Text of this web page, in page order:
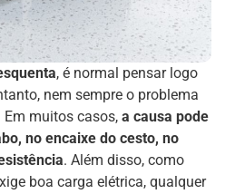
, é normal pensar logo
nem sempre o problema
muitos casos, a causa pode
no encaixe do cesto, no
. Além disso, como
boa carga elétrica, qualquer